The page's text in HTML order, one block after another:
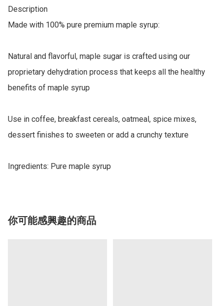
Description
Made with 100% pure premium maple syrup:
Natural and flavorful, maple sugar is crafted using our
proprietary dehydration process that keeps all the healthy
benefits of maple syrup
Use in coffee, breakfast cereals, oatmeal, spice mixes,
dessert finishes to sweeten or add a crunchy texture
Ingredients: Pure maple syrup
你可能感興趣的商品